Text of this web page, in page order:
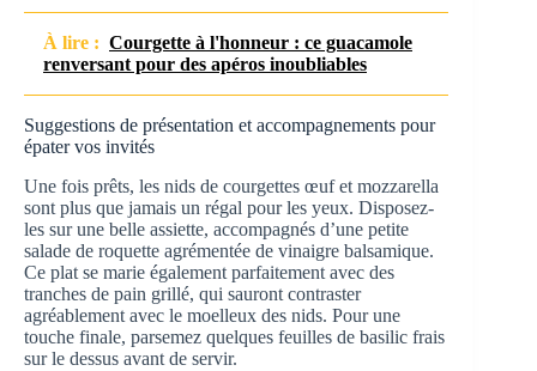
À lire : Courgette à l'honneur : ce guacamole
renversant pour des apéros inoubliables
Suggestions de présentation et accompagnements pour
épater vos invités
Une fois prêts, les nids de courgettes œuf et mozzarella
sont plus que jamais un régal pour les yeux. Disposez-
les sur une belle assiette, accompagnés d’une petite
salade de roquette agrémentée de vinaigre balsamique.
Ce plat se marie également parfaitement avec des
tranches de pain grillé, qui sauront contraster
agréablement avec le moelleux des nids. Pour une
touche finale, parsemez quelques feuilles de basilic frais
sur le dessus avant de servir.